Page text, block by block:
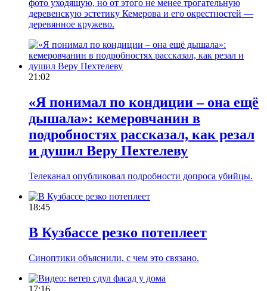
фото уходящую, но от этого не менее трогательную
деревенскую эстетику Кемерова и его окрестностей —
деревянное кружево.
21:02
«Я понимал по кондиции – она ещё
дышала»: кемеровчанин в
подробностях рассказал, как резал
и душил Веру Пехтелеву
Телеканал опубликовал подробности допроса убийцы.
18:45
В Кузбассе резко потеплеет
Синоптики объяснили, с чем это связано.
17:16